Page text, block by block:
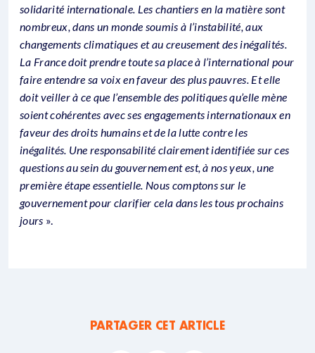
solidarité internationale. Les chantiers en la matière sont
nombreux, dans un monde soumis à l’instabilité, aux
changements climatiques et au creusement des inégalités.
La France doit prendre toute sa place à l’international pour
faire entendre sa voix en faveur des plus pauvres. Et elle
doit veiller à ce que l’ensemble des politiques qu’elle mène
soient cohérentes avec ses engagements internationaux en
faveur des droits humains et de la lutte contre les
inégalités. Une responsabilité clairement identifiée sur ces
questions au sein du gouvernement est, à nos yeux, une
première étape essentielle. Nous comptons sur le
gouvernement pour clarifier cela dans les tous prochains
jours ».
PARTAGER CET ARTICLE